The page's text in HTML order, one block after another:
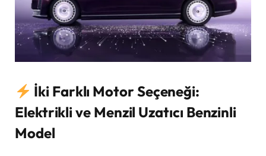
İki Farklı Motor Seçeneği:
Elektrikli ve Menzil Uzatıcı Benzinli
Model